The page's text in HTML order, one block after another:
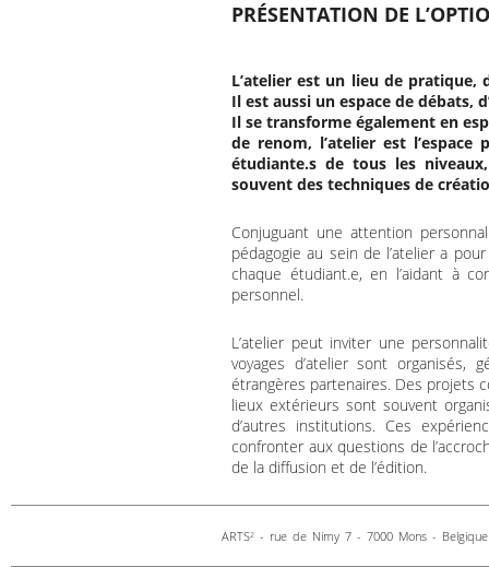
PRÉSENTATION DE
L’atelier est un lieu de pratique,
Il est aussi un espace de débats,
Il se transforme également en
de renom, l’atelier est
étudiante.s de tous les
souvent des techniques de
Conjuguant une attention
pédagogie au sein de l’atelier a
chaque étudiant.e, en l’aidant à
personnel.
L’atelier peut inviter une
voyages d’atelier sont organisés,
étrangères partenaires. Des projets
lieux extérieurs sont souvent
d’autres institutions. Ces
confronter aux questions de
de la diffusion et de l’édition.
ARTS2 - rue de Nimy 7 - 7000 Mons -